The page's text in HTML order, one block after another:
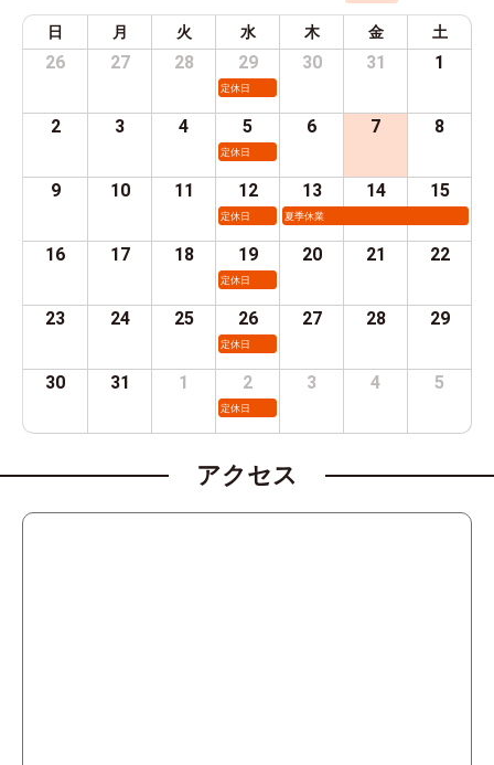
日 月 火 水 木 金 土
26 27 28 29
定休日
30 31 1
2 3 4 5
定休日
6 7 8
9 10 11 12
定休日
13
夏季休業
14 15
16 17 18 19
定休日
20 21 22
23 24 25 26
定休日
27 28 29
30 31 1 2
定休日
3 4 5
アクセス